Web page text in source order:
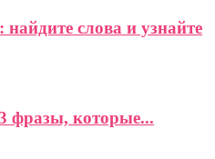
слова и узнайте
фразы, которые...